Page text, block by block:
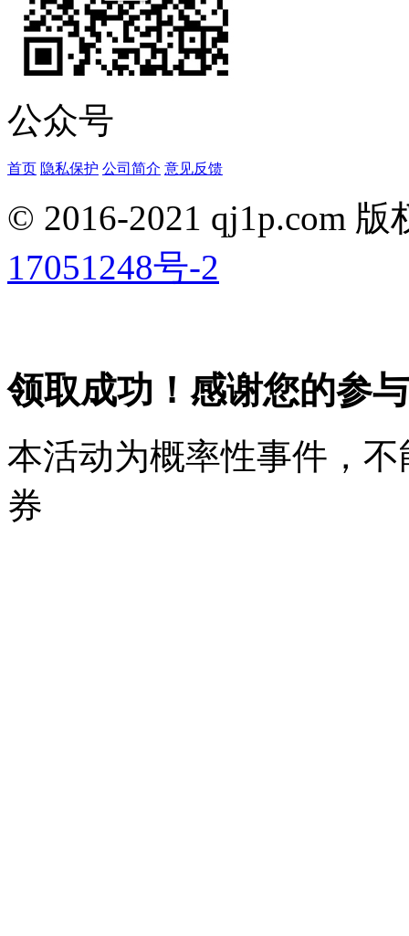
公众号
首页 隐私保护 公司简介 意见反馈
© 2016-2021 qj1p.com
17051248号-2
领取成功！感谢您的参
本活动为概率性事件，
券